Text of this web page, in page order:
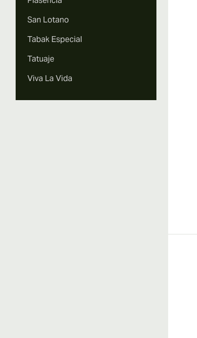
San Lotano
Tabak Especial
Tatuaje
Viva La Vida